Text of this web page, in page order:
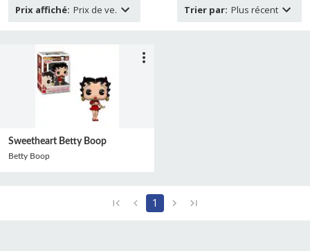
Prix affiché: Prix de ve. Trier par: Plus récent
Sweetheart Betty Boop
Betty Boop
1